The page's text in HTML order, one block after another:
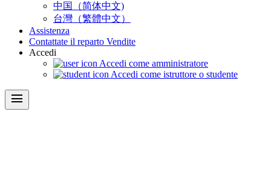
中国（简体中文)
台灣（繁體中文）
Assistenza
Contattate il reparto Vendite
Accedi
Accedi come amministratore
Accedi come istruttore o studente
menu